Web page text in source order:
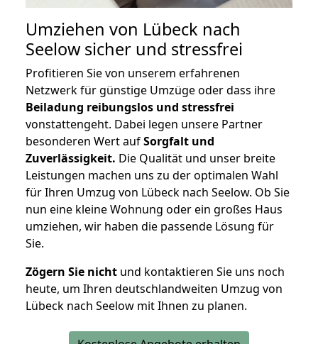
Umziehen von Lübeck nach
Seelow sicher und stressfrei
Profitieren Sie von unserem erfahrenen
Netzwerk für günstige Umzüge oder dass ihre
Beiladung reibungslos und stressfrei
vonstattengeht. Dabei legen unsere Partner
besonderen Wert aufSorgfalt und
Zuverlässigkeit. Die Qualität und unser breite
Leistungen machen uns zu der optimalen Wahl
für Ihren Umzug von Lübeck nach Seelow. Ob Sie
nun eine kleine Wohnung oder ein großes Haus
umziehen, wir haben die passende Lösung für
Sie.
Zögern Sie nicht und kontaktieren Sie uns noch
heute, um Ihren deutschlandweiten Umzug von
Lübeck nach Seelow mit Ihnen zu planen.